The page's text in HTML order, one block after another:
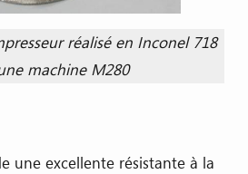
réalisé en Inconel 718
machine M280
une excellente résistante à la